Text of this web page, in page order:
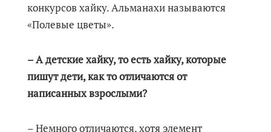
конкурсов хайку. Альманахи называются
«Полевые цветы».
– А детские хайку, то есть хайку, которые
пишут дети, как то отличаются от
написанных взрослыми?
– Немного отличаются, хотя элемент